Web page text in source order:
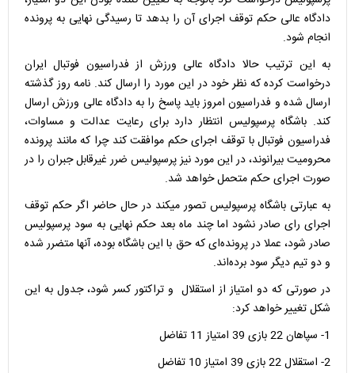
دادگاه عالی حکم توقف اجرای آن را بدهد تا رسیدگی نهایی به پرونده
انجام شود.
به این ترتیب حالا دادگاه عالی ورزش از فدراسیون فوتبال ایران
درخواست کرده که نظر خود در این مورد را ارسال کند. نامه روز گذشته
ارسال شده و فدراسیون امروز باید پاسخ را به دادگاه عالی ورزش ارسال
کند. باشگاه پرسپولیس انتظار دارد برای رعایت عدالت و مساوات،
فدراسیون فوتبال با توقف اجرای حکم موافقت کند چرا که مانند پرونده
محرومیت بیرانوند، در این مورد نیز پرسپولیس ضرر غیرقابل جبران را در
صورت اجرای حکم متحمل خواهد شد.
به عبارتی باشگاه پرسپولیس تصور میکند در حال حاضر اگر حکم توقف
اجرای رای صادر نشود اما چند ماه بعد حکم نهایی به سود پرسپولیس
صادر شود، عملا در پرونده‌ای که حق با این باشگاه بوده، آنها متضرر شده
و دو تیم دیگر سود برده‌اند.
در صورتی که دو امتیاز از استقلال و تراکتور کسر شود، جدول به این
شکل تغییر خواهد کرد:
1- سپاهان 22 بازی 39 امتیاز 11 تفاضل
2- استقلال 22 بازی 39 امتیاز 10 تفاضل